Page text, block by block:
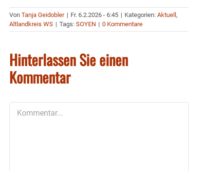
Von Tanja Geidobler | Fr. 6.2.2026 - 6:45 | Kategorien: Aktuell,
Altlandkreis WS | Tags: SOYEN | 0 Kommentare
Hinterlassen Sie einen
Kommentar